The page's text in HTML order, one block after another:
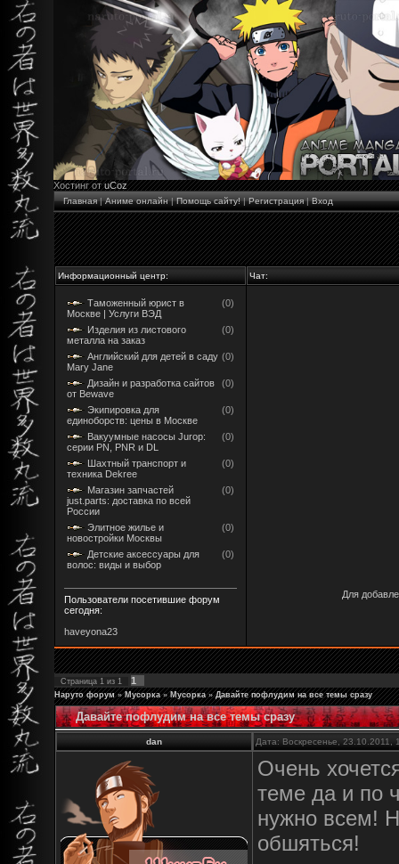
Хостинг отuCoz
Главная|Аниме онлайн|Помощь сайту!|Регистрация|Вход
Информационный центр: Чат:
Таможенный юрист в
Москве | Услуги ВЭД
(0)
Изделия из листового
металла на заказ
(0)
Английский для детей в саду
Mary Jane
(0)
Дизайн и разработка сайтов
от Bewave
(0)
Экипировка для
единоборств: цены в Москве
(0)
Вакуумные насосы Jurop:
серии PN, PNR и DL
(0)
Шахтный транспорт и
техника Dekree
(0)
Магазин запчастей
just.parts: доставка по всей
России
(0)
Элитное жилье и
новостройки Москвы
(0)
Детские аксессуары для
волос: виды и выбор
(0)
Пользователи посетившие форум
сегодня:
haveyona23
Для
Страница 1 из 1 1
Наруто форум » Мусорка » Мусорка » Давайте пофлудим на все темы сразу
Давайте пофлудим на все темы сразу
dan Дата: Воскресенье,
Очень
теме да и по
нужно всем!
обшяться!